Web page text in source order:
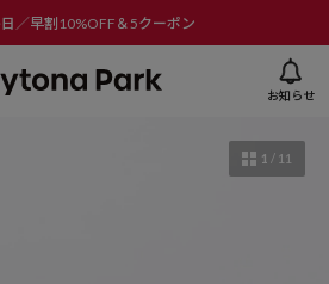
／早割10%OFF＆5クーポン
お知らせ
1 / 11